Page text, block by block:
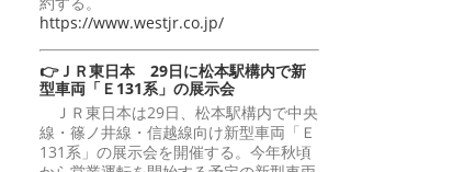
https://www.westjr.co.jp/
👉ＪＲ東日本 29日に松本駅構内で新
型車両「Ｅ131系」の展示会
ＪＲ東日本は29日、松本駅構内で中央
線・篠ノ井線・信越線向け新型車両「Ｅ
131系」の展示会を開催する。今年秋頃